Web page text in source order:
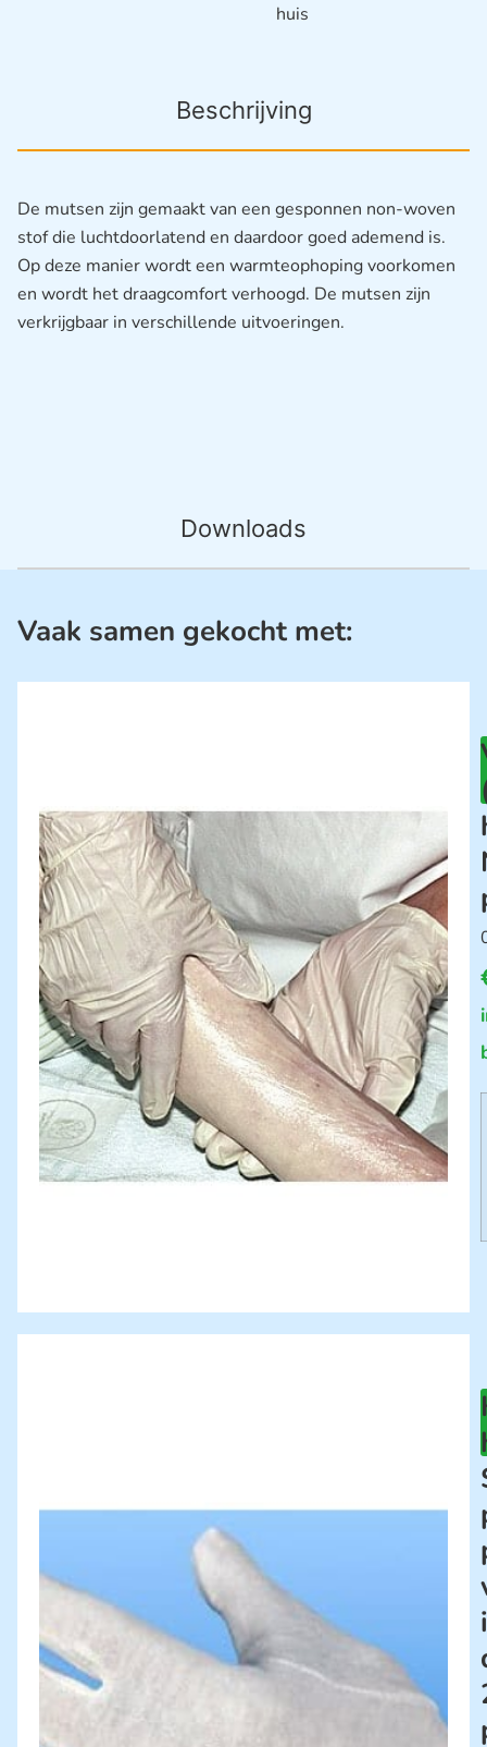
huis
Beschrijving
Downloads
De mutsen zijn gemaakt van een gesponnen non-woven
stof die luchtdoorlatend en daardoor goed ademend is.
Op deze manier wordt een warmteophoping voorkomen
en wordt het draagcomfort verhoogd. De mutsen zijn
verkrijgbaar in verschillende uitvoeringen.
Vaak samen gekocht met: